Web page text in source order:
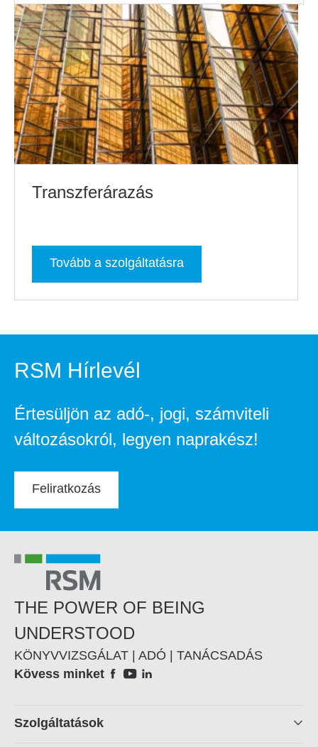
Transzferárazás
Tovább a szolgáltatásra
RSM Hírlevél
Értesüljön az adó-, jogi, számviteli
változásokról, legyen naprakész!
Feliratkozás
THE POWER OF BEING
UNDERSTOOD
KÖNYVVIZSGÁLAT | ADÓ | TANÁCSADÁS
Social
Kövess minket
Footer
Szolgáltatások